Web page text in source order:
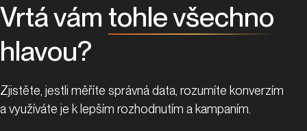
Vrtá vám tohle všechno
hlavou?
Zjistěte, jestli měříte správná data, rozumíte konverzím
a využíváte je k lepším rozhodnutím a kampaním.